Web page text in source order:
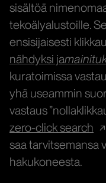
sisältöä
tekoälyalustoille.
ensisijaisesti
nähdyksi ja
kuratoimissa
yhä useammin
vastaus
zero-click search
saa tarvitsemansa
hakukoneesta.